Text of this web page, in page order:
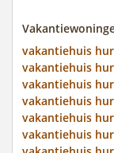
vakantiehuis
vakantiehuis
vakantiehuis
vakantiehuis
vakantiehuis
vakantiehuis